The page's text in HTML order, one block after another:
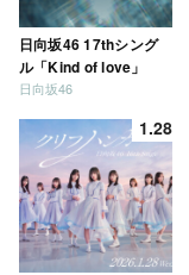
日向坂46 17thシング
ル「Kind of love」
日向坂46
1.28